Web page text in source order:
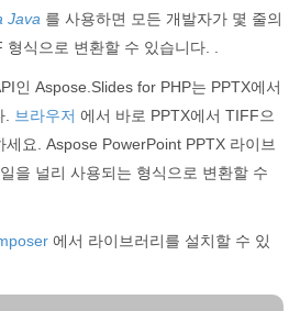
Java 를 사용하면 모든 개발자가 몇 줄의
식으로 변환할 수 있습니다. .
인 Aspose.Slides for PHP는 PPTX에서
브라우저 에서 바로 PPTX에서 TIFF으
세요. Aspose PowerPoint PPTX 라이브
을 널리 사용되는 형식으로 변환할 수
에서 라이브러리를 설치할 수 있